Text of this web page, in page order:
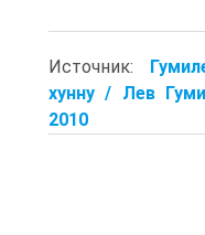
Источник:
хунну / Лев
2010